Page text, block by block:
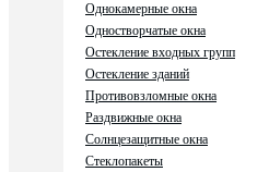
Однокамерные окна
Одностворчатые окна
Остекление входных групп
Остекление зданий
Противовзломные окна
Раздвижные окна
Солнцезащитные окна
Стеклопакеты